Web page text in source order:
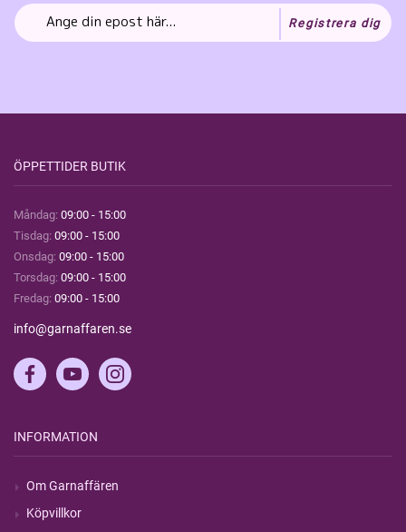
Registrera dig
ÖPPETTIDER BUTIK
Måndag: 09:00 - 15:00
Tisdag: 09:00 - 15:00
Onsdag: 09:00 - 15:00
Torsdag: 09:00 - 15:00
Fredag: 09:00 - 15:00
info@garnaffaren.se
INFORMATION
Om Garnaffären
Köpvillkor